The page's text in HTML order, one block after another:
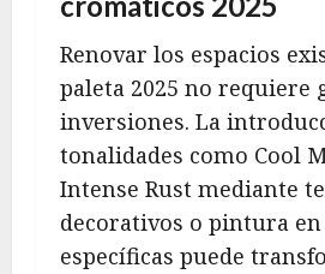
Renovar los espacios
paleta 2025 no requiere
inversiones. La
tonalidades como Cool
Intense Rust mediante
decorativos o pintura en
específicas puede